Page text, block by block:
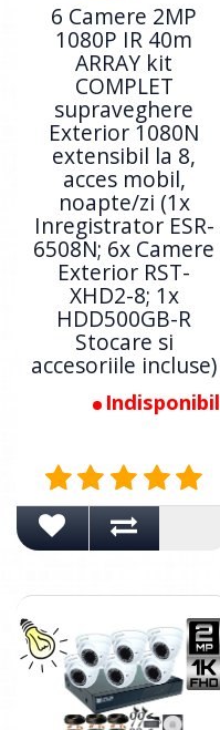
6 Camere 2MP
1080P IR 40m
ARRAY kit
COMPLET
supraveghere
Exterior 1080N
extensibil la 8,
acces mobil,
noapte/zi (1x
Inregistrator ESR-
6508N; 6x Camere
Exterior RST-
XHD2-8; 1x
HDD500GB-R
Stocare si
accesoriile incluse)
Indisponibil